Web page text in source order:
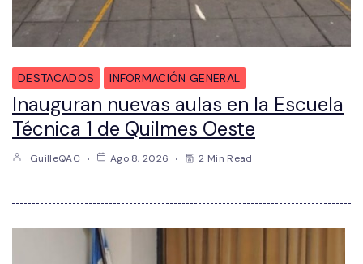
DESTACADOS INFORMACIÓN GENERAL
Inauguran nuevas aulas en la Escuela
Técnica 1 de Quilmes Oeste
GuilleQAC Ago 8, 2026 2 Min Read